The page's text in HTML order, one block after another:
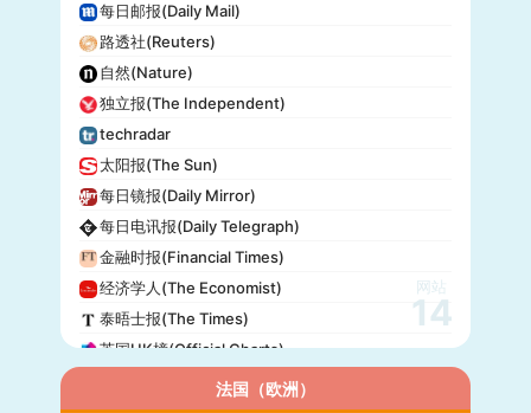
每日邮报(Daily Mail)
路透社(Reuters)
自然(Nature)
独立报(The Independent)
techradar
太阳报(The Sun)
每日镜报(Daily Mirror)
每日电讯报(Daily Telegraph)
金融时报(Financial Times)
经济学人(The Economist)
泰晤士报(The Times)
英国UK榜(Official Charts)
网站
14
法国（欧洲）